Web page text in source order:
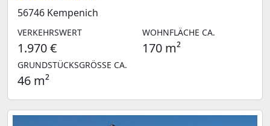
56746 Kempenich
VERKEHRSWERT
1.970 €
WOHNFLÄCHE CA.
170 m²
GRUNDSTÜCKSGRÖSSE CA.
46 m²